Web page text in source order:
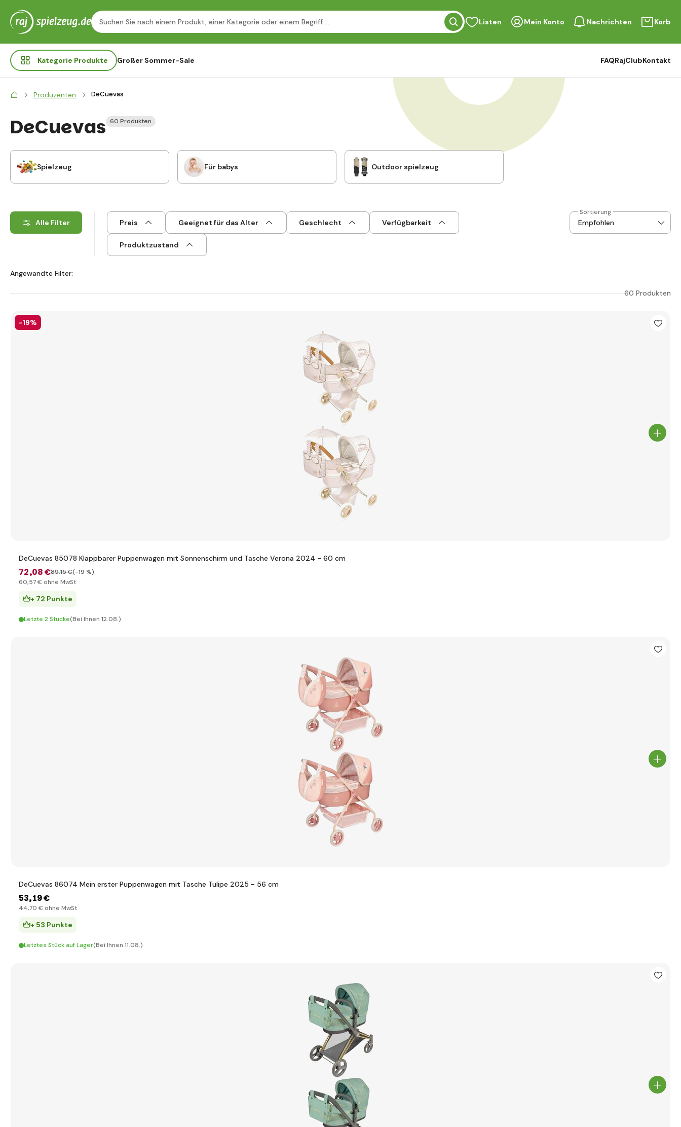
Listen Mein Konto Nachrichten Korb
Kategorie Produkte Großer Sommer-Sale FAQRajClubKontakt
Produzenten DeCuevas
DeCuevas 60 Produkten
Spielzeug Für babys Outdoor spielzeug
Alle Filter Preis Geeignet für das Alter Geschlecht Verfügbarkeit
Produktzustand
Sortierung
Angewandte Filter:
60 Produkten
-19%
DeCuevas 85078 Klappbarer Puppenwagen mit Sonnenschirm und Tasche Verona 2024 - 60 cm
72,08 €89,15 €(-19 %)
60,57 € ohne MwSt
+ 72 Punkte
Letzte 2 Stücke(Bei Ihnen 12.08.)
DeCuevas 86074 Mein erster Puppenwagen mit Tasche Tulipe 2025 - 56 cm
53,19 €
44,70 € ohne MwSt
+ 53 Punkte
Letztes Stück auf Lager(Bei Ihnen 11.08.)